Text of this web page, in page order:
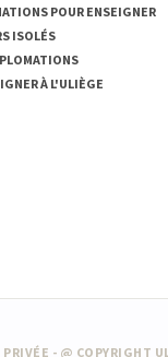
POUR ENSEIGNER
ISOLÉS
À L'ULIÈGE
- @ COPYRIGHT